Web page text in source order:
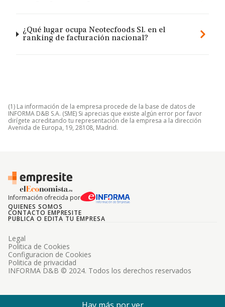
¿Qué lugar ocupa Neotecfoods Sl. en el
ranking de facturación nacional?
(1) La información de la empresa procede de la base de datos de
INFORMA D&B S.A. (SME) Si aprecias que existe algún error por favor
dirígete acreditando tu representación de la empresa a la dirección
Avenida de Europa, 19, 28108, Madrid.
Información ofrecida por
QUIENES SOMOS
CONTACTO EMPRESITE
PUBLICA O EDITA TU EMPRESA
INFORMA D&B © 2024. Todos los derechos reservados
Legal
Politica de Cookies
Configuracion de Cookies
Politica de privacidad